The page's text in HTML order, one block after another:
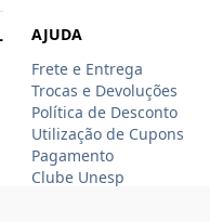
AJUDA
Frete e Entrega
Trocas e Devoluções
Política de Desconto
Utilização de Cupons
Pagamento
Clube Unesp